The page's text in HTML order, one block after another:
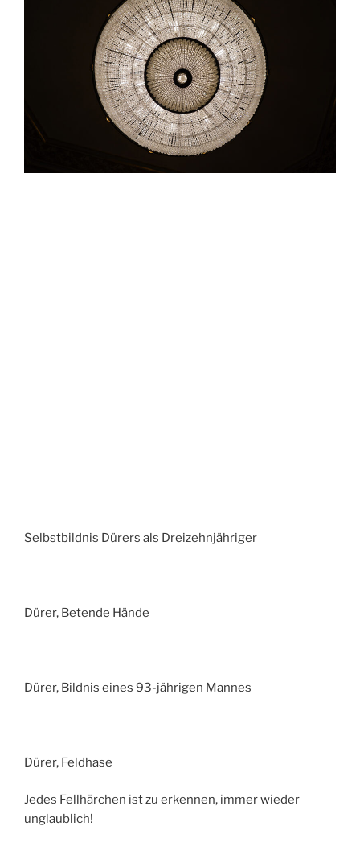
Selbstbildnis Dürers als Dreizehnjähriger
Dürer, Betende Hände
Dürer, Bildnis eines 93-jährigen Mannes
Dürer, Feldhase
Jedes Fellhärchen ist zu erkennen, immer wieder
unglaublich!